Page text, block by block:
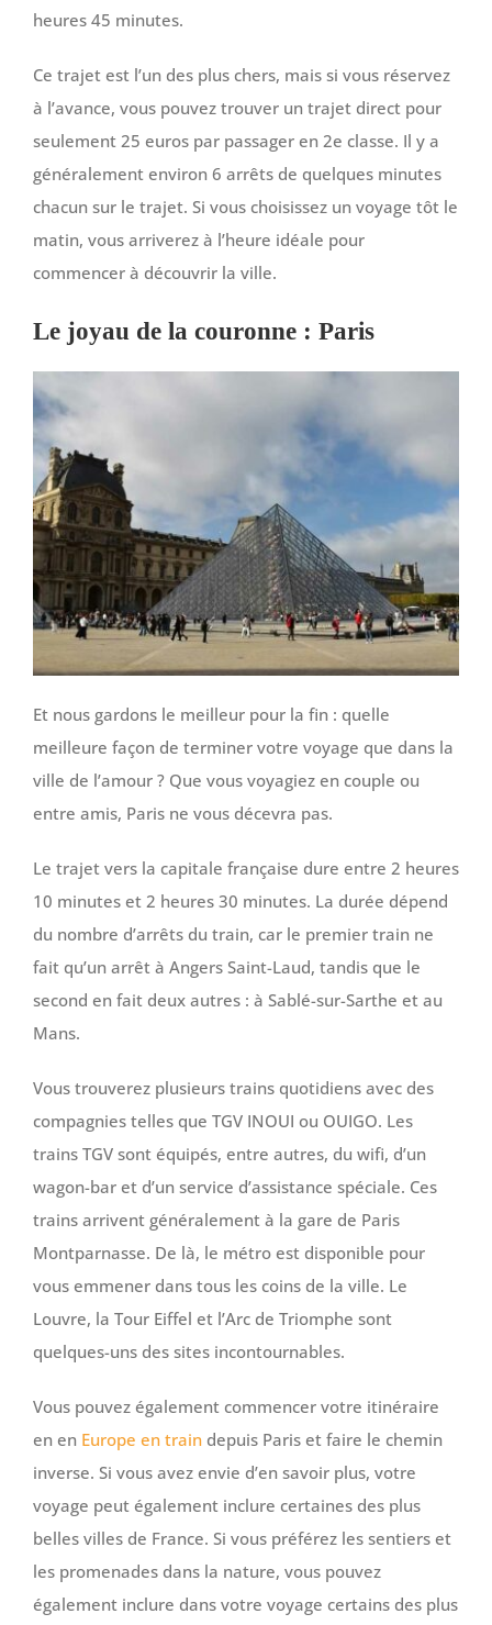
heures 45 minutes.
Ce trajet est l’un des plus chers, mais si vous réservez
à l’avance, vous pouvez trouver un trajet direct pour
seulement 25 euros par passager en 2e classe. Il y a
généralement environ 6 arrêts de quelques minutes
chacun sur le trajet. Si vous choisissez un voyage tôt le
matin, vous arriverez à l’heure idéale pour
commencer à découvrir la ville.
Le joyau de la couronne : Paris
Et nous gardons le meilleur pour la fin : quelle
meilleure façon de terminer votre voyage que dans la
ville de l’amour ? Que vous voyagiez en couple ou
entre amis, Paris ne vous décevra pas.
Le trajet vers la capitale française dure entre 2 heures
10 minutes et 2 heures 30 minutes. La durée dépend
du nombre d’arrêts du train, car le premier train ne
fait qu’un arrêt à Angers Saint-Laud, tandis que le
second en fait deux autres : à Sablé-sur-Sarthe et au
Mans.
Vous trouverez plusieurs trains quotidiens avec des
compagnies telles que TGV INOUI ou OUIGO. Les
trains TGV sont équipés, entre autres, du wifi, d’un
wagon-bar et d’un service d’assistance spéciale. Ces
trains arrivent généralement à la gare de Paris
Montparnasse. De là, le métro est disponible pour
vous emmener dans tous les coins de la ville. Le
Louvre, la Tour Eiffel et l’Arc de Triomphe sont
quelques-uns des sites incontournables.
Vous pouvez également commencer votre itinéraire
en en Europe en traindepuis Paris et faire le chemin
inverse. Si vous avez envie d’en savoir plus, votre
voyage peut également inclure certaines des plus
belles villes de France. Si vous préférez les sentiers et
les promenades dans la nature, vous pouvez
également inclure dans votre voyage certains des plus